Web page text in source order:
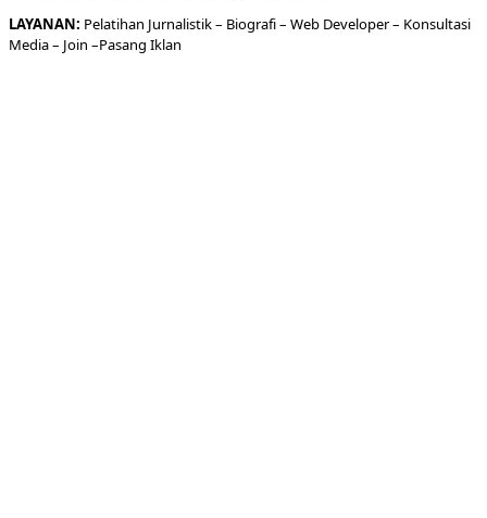
LAYANAN: Pelatihan Jurnalistik – Biografi– Web Developer– Konsultasi
Media– Join –Pasang Iklan